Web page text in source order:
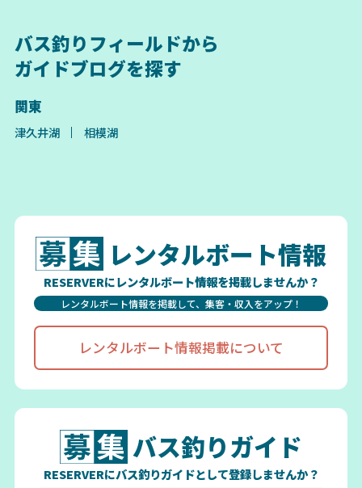
バス釣りフィールドから
ガイドブログを探す
関東
津久井湖 相模湖
レンタルボート情報
RESERVERにレンタルボート情報を掲載しませんか？
レンタルボート情報を掲載して、集客・収入をアップ！
レンタルボート情報掲載について
バス釣りガイド
RESERVERにバス釣りガイドとして登録しませんか？